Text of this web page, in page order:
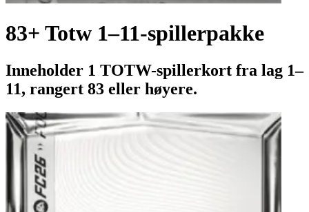
83+ Totw 1–11-spillerpakke
Inneholder 1 TOTW-spillerkort fra lag 1–
11, rangert 83 eller høyere.